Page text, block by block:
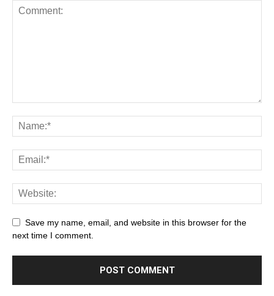
Save my name, email, and website in this browser for the
next time I comment.